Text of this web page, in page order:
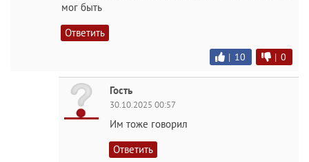
мог быть
Ответить
| 10 | 0
Гость
30.10.2025 00:57
Им тоже говорил
Ответить